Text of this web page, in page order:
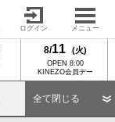
ログイン メニュー
8/11 (火)
OPEN 8:00
KINEZO会員デー
全て閉じる